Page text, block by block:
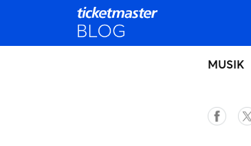
MUSIK